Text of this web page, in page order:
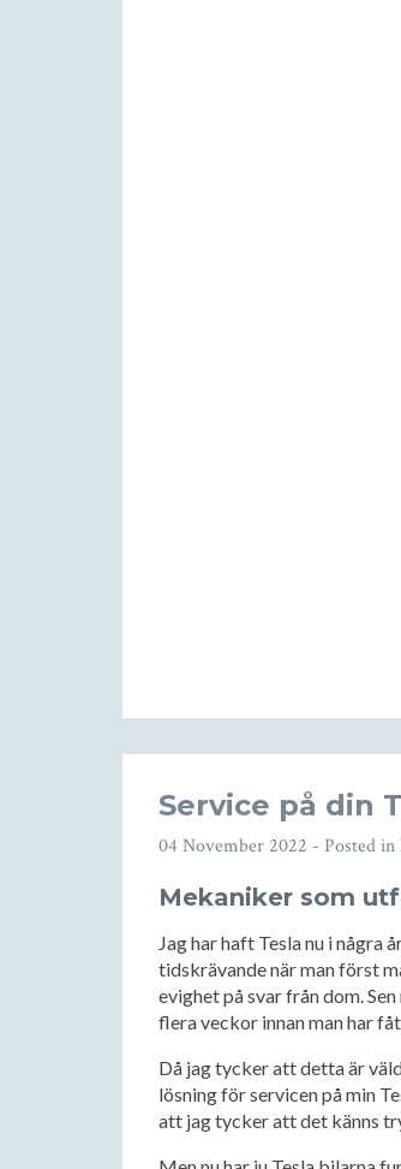
Service på din
04 November 2022 - Posted in
Mekaniker som
Jag har haft Tesla nu i några
tidskrävande när man först
evighet på svar från dom.
flera veckor innan man har
Då jag tycker att detta är
lösning för servicen på min
att jag tycker att det känns